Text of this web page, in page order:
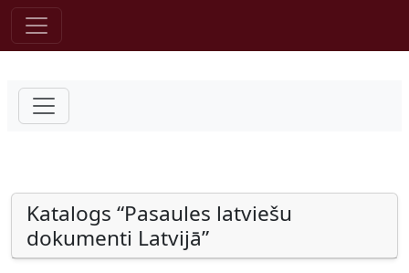
Pāriet uz saturu
Katalogs “Pasaules latviešu
dokumenti Latvijā”